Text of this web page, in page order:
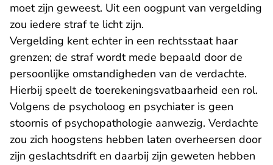
moet zijn geweest. Uit een oogpunt van vergelding
zou iedere straf te licht zijn.
Vergelding kent echter in een rechtsstaat haar
grenzen; de straf wordt mede bepaald door de
persoonlijke omstandigheden van de verdachte.
Hierbij speelt de toerekeningsvatbaarheid een rol.
Volgens de psycholoog en psychiater is geen
stoornis of psychopathologie aanwezig. Verdachte
zou zich hoogstens hebben laten overheersen door
zijn geslachtsdrift en daarbij zijn geweten hebben